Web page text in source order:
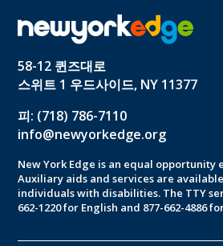
58-12 퀸즈대로
스위트 1 우드사이드, NY 11377
피: (718) 786-7110
info@newyorkedge.org
New York Edge is an equal
Auxiliary aids and services are
individuals with disabilities. The TTY
662-1220 for English and 877-662-4886